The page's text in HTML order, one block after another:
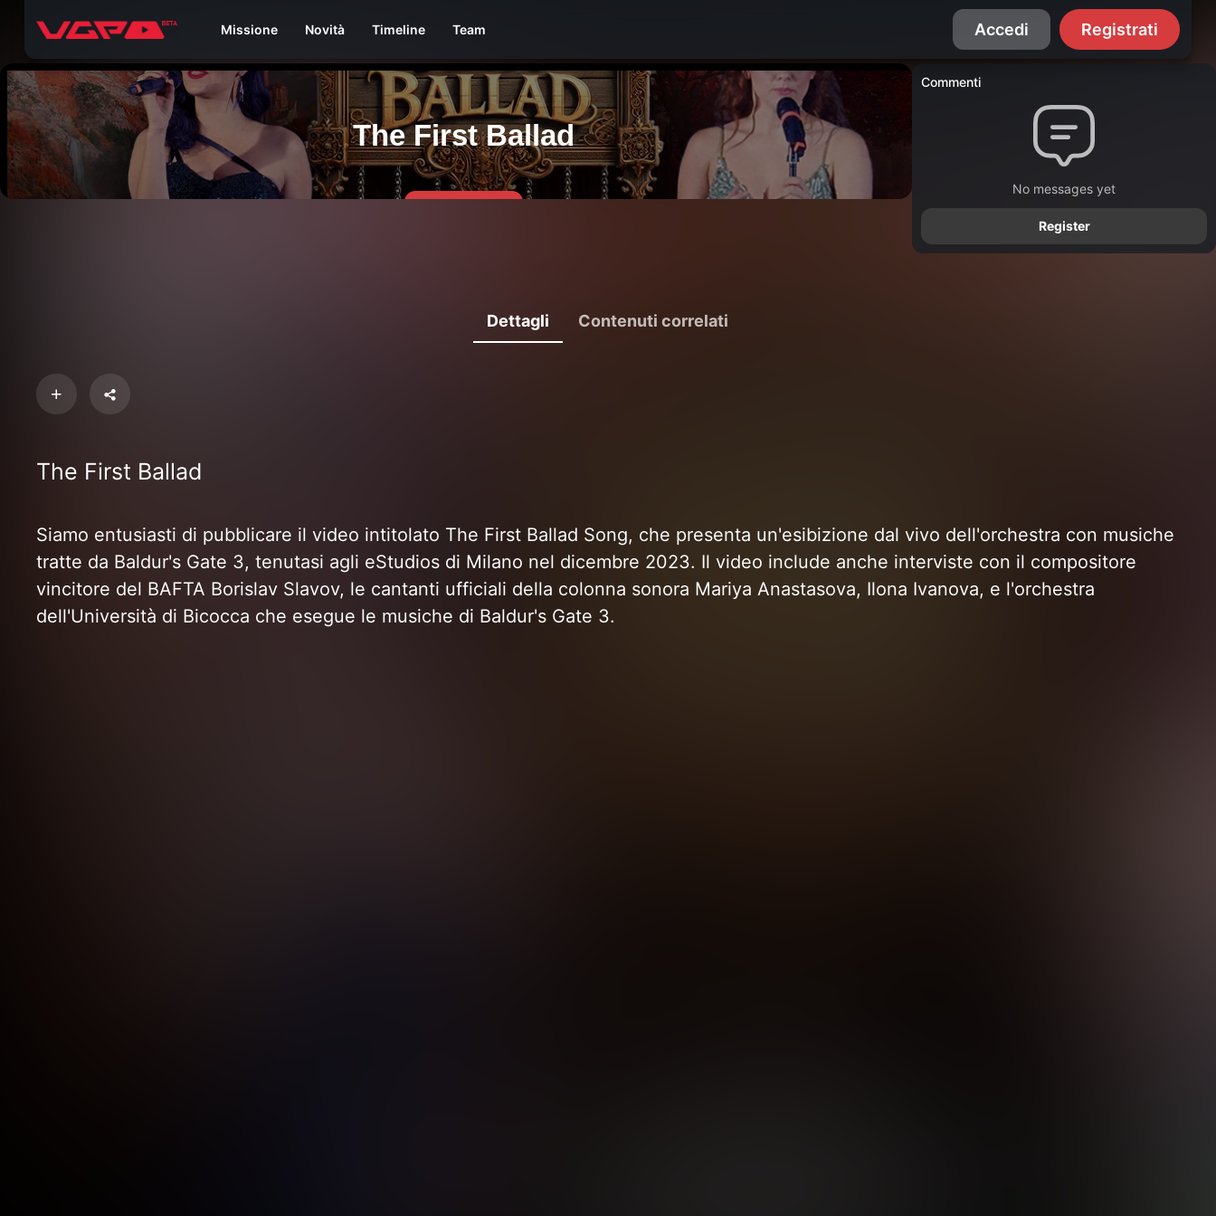
Missione Novità Timeline Team Accedi Registrati
Commenti
No messages yet
Register
Dettagli Contenuti correlati
The First Ballad
Siamo entusiasti di pubblicare il video intitolato The First Ballad Song, che presenta un'esibizione dal vivo dell'orchestra con musiche
tratte da Baldur's Gate 3, tenutasi agli eStudios di Milano nel dicembre 2023. Il video include anche interviste con il compositore
vincitore del BAFTA Borislav Slavov, le cantanti ufficiali della colonna sonora Mariya Anastasova, Ilona Ivanova, e l'orchestra
dell'Università di Bicocca che esegue le musiche di Baldur's Gate 3.